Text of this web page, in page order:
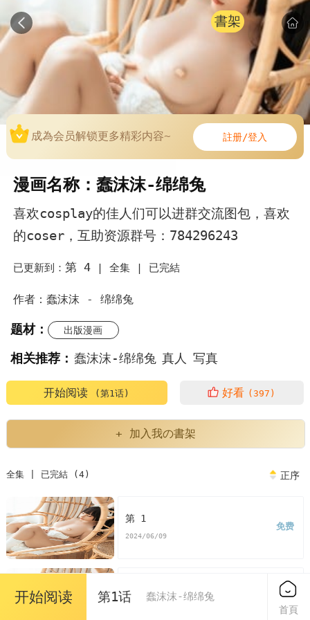
書架
成為会员解锁更多精彩内容~ 註册/登入
漫画名称：蠢沫沫-绵绵兔
喜欢cosplay的佳人们可以进群交流图包，喜欢
的coser，互助资源群号：784296243
已更新到： 第 4| 全集 | 已完結
作者：蠢沫沫 - 绵绵兔
题材： 出版漫画
相关推荐： 蠢沫沫-绵绵兔 真人 写真
开始阅读 (第1话) 好看 (397)
+ 加入我の書架
全集 | 已完結 (4) 正序
第 1
2024/06/09
免费
第 2
免费
开始阅读 第1话 蠢沫沫-绵绵兔
首頁